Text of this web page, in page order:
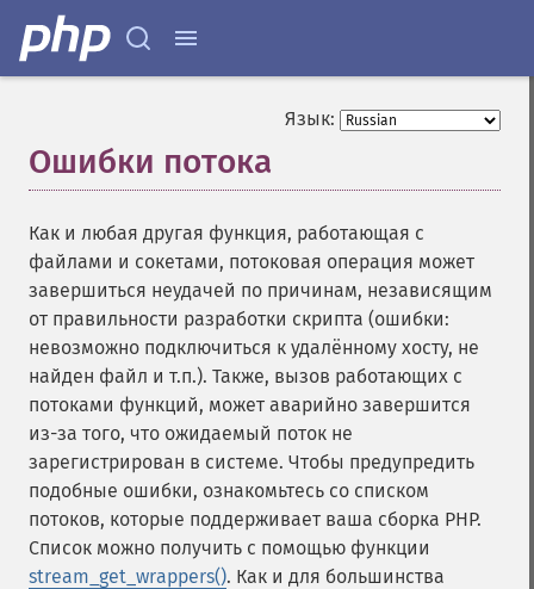
Язык:
Ошибки потока
Как и любая другая функция, работающая с
файлами и сокетами, потоковая операция может
завершиться неудачей по причинам, независящим
от правильности разработки скрипта (ошибки:
невозможно подключиться к удалённому хосту, не
найден файл и т.п.). Также, вызов работающих с
потоками функций, может аварийно завершится
из-за того, что ожидаемый поток не
зарегистрирован в системе. Чтобы предупредить
подобные ошибки, ознакомьтесь со списком
потоков, которые поддерживает ваша сборка PHP.
Список можно получить с помощью функции
stream_get_wrappers(). Как и для большинства